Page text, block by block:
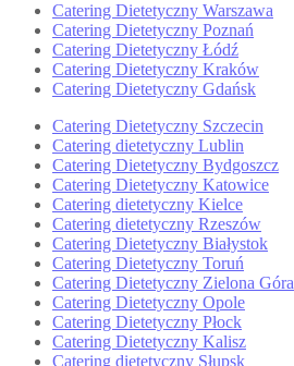
Catering Dietetyczny Warszawa
Catering Dietetyczny Poznań
Catering Dietetyczny Łódź
Catering Dietetyczny Kraków
Catering Dietetyczny Gdańsk
Catering Dietetyczny Szczecin
Catering dietetyczny Lublin
Catering Dietetyczny Bydgoszcz
Catering Dietetyczny Katowice
Catering dietetyczny Kielce
Catering dietetyczny Rzeszów
Catering Dietetyczny Białystok
Catering Dietetyczny Toruń
Catering Dietetyczny Zielona Góra
Catering Dietetyczny Opole
Catering Dietetyczny Płock
Catering Dietetyczny Kalisz
Catering dietetyczny Słupsk